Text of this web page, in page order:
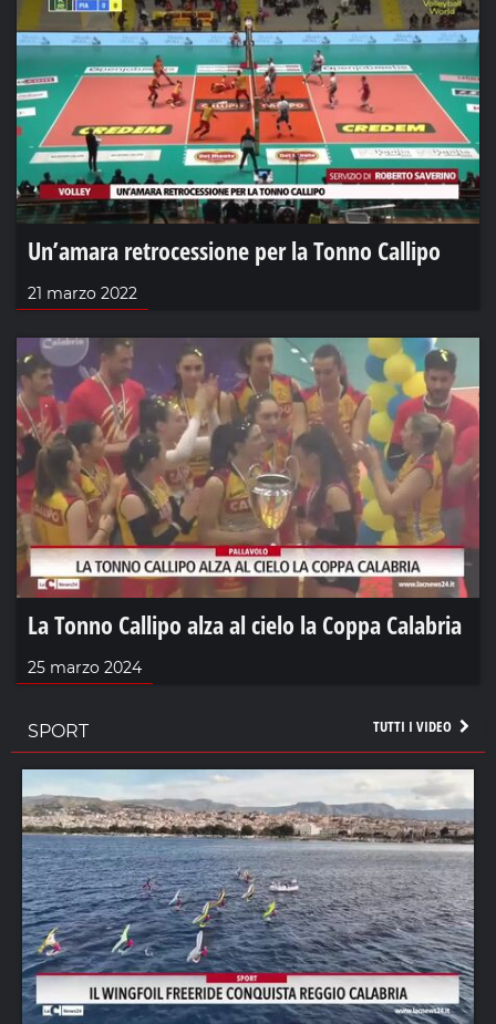
Un’amara retrocessione per la Tonno Callipo
21 marzo 2022
La Tonno Callipo alza al cielo la Coppa Calabria
25 marzo 2024
TUTTI I VIDEO
SPORT